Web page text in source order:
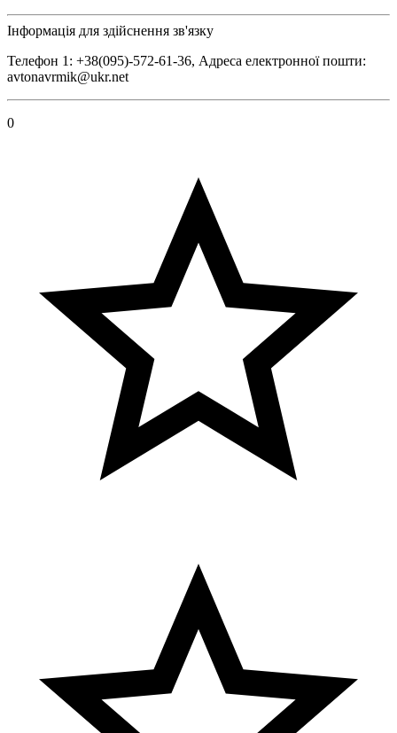
Інформація для здійснення зв'язку
Телефон 1: +38(095)-572-61-36, Адреса електронної пошти:
avtonavrmik@ukr.net
0